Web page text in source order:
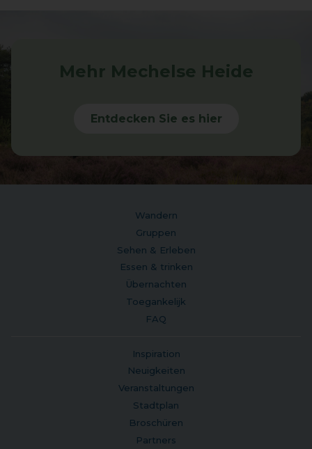
Mehr Mechelse Heide
Entdecken Sie es hier
Wandern
Gruppen
Sehen & Erleben
Essen & trinken
Übernachten
Toegankelijk
FAQ
Inspiration
Neuigkeiten
Veranstaltungen
Stadtplan
Broschüren
Partners